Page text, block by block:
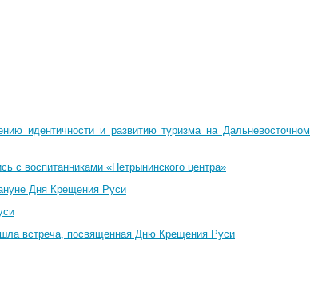
идентичности и развитию туризма на Дальневосточном
с воспитанниками «Петрынинского центра»
Дня Крещения Руси
встреча, посвященная Дню Крещения Руси